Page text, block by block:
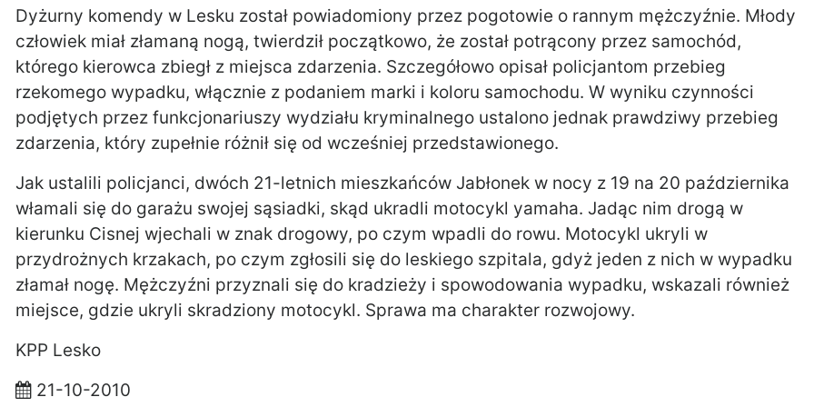
Dyżurny komendy w Lesku został powiadomiony przez pogotowie o rannym mężczyźnie. Młody
człowiek miał złamaną nogą, twierdził początkowo, że został potrącony przez samochód,
którego kierowca zbiegł z miejsca zdarzenia. Szczegółowo opisał policjantom przebieg
rzekomego wypadku, włącznie z podaniem marki i koloru samochodu. W wyniku czynności
podjętych przez funkcjonariuszy wydziału kryminalnego ustalono jednak prawdziwy przebieg
zdarzenia, który zupełnie różnił się od wcześniej przedstawionego.
Jak ustalili policjanci, dwóch 21-letnich mieszkańców Jabłonek w nocy z 19 na 20 października
włamali się do garażu swojej sąsiadki, skąd ukradli motocykl yamaha. Jadąc nim drogą w
kierunku Cisnej wjechali w znak drogowy, po czym wpadli do rowu. Motocykl ukryli w
przydrożnych krzakach, po czym zgłosili się do leskiego szpitala, gdyż jeden z nich w wypadku
złamał nogę. Mężczyźni przyznali się do kradzieży i spowodowania wypadku, wskazali również
miejsce, gdzie ukryli skradziony motocykl. Sprawa ma charakter rozwojowy.
KPP Lesko
21-10-2010